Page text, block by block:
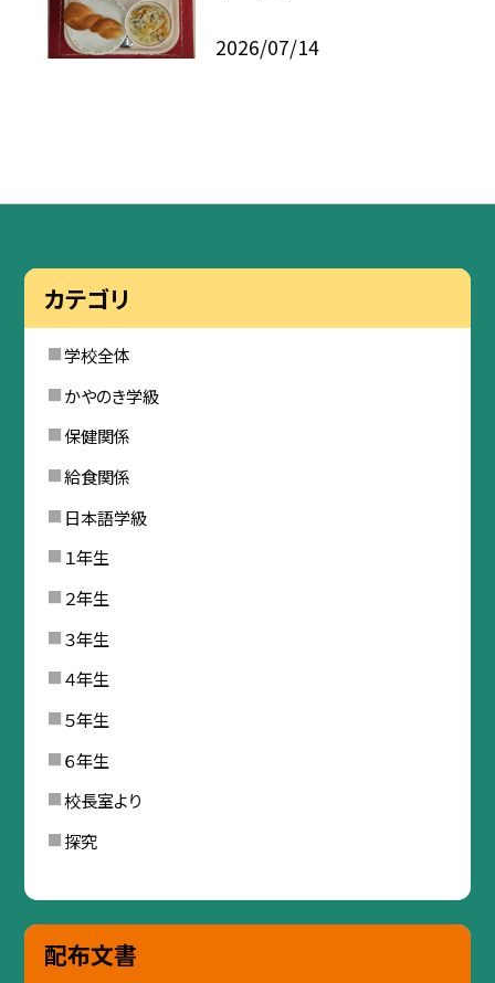
2026/07/14
カテゴリ
学校全体
かやのき学級
保健関係
給食関係
日本語学級
１年生
２年生
３年生
４年生
５年生
６年生
校長室より
探究
配布文書